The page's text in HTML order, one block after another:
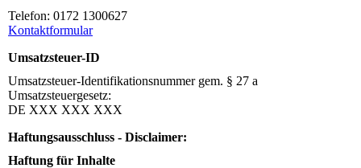
Telefon: 0172 1300627
Kontaktformular
Umsatzsteuer-ID
Umsatzsteuer-Identifikationsnummer gem. § 27 a
Umsatzsteuergesetz:
DE XXX XXX XXX
Haftungsausschluss - Disclaimer:
Haftung für Inhalte